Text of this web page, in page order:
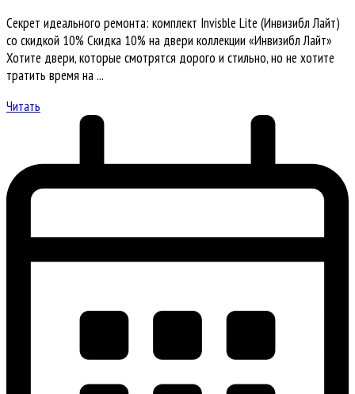
Секрет идеального ремонта: комплект Invisble Lite (Инвизибл Лайт)
со скидкой 10% Скидка 10% на двери коллекции «Инвизибл Лайт»
Хотите двери, которые смотрятся дорого и стильно, но не хотите
тратить время на ...
Читать